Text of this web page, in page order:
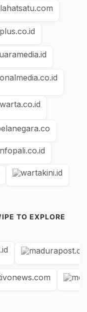
TO EXPLORE